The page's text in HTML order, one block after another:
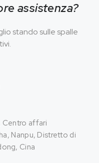
assistenza?
stando sulle spalle
Centro affari
Nanpu, Distretto di
Cina